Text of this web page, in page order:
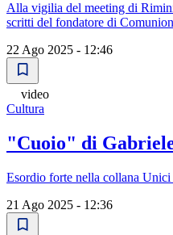
Alla vigilia del meeting di
scritti del fondatore di
22 Ago 2025 - 12:46
video
Cultura
"Cuoio" di
Esordio forte nella collana
21 Ago 2025 - 12:36